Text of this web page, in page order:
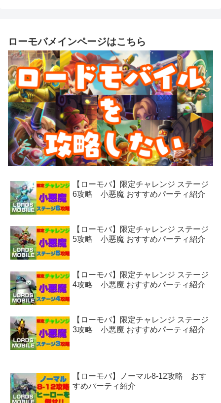
ローモバメインページはこちら
【ローモバ】限定チャレンジ ステージ
6攻略 小悪魔 おすすめパーティ紹介
【ローモバ】限定チャレンジ ステージ
5攻略 小悪魔 おすすめパーティ紹介
【ローモバ】限定チャレンジ ステージ
4攻略 小悪魔 おすすめパーティ紹介
【ローモバ】限定チャレンジ ステージ
3攻略 小悪魔 おすすめパーティ紹介
【ローモバ】ノーマル8-12攻略 おす
すめパーティ紹介